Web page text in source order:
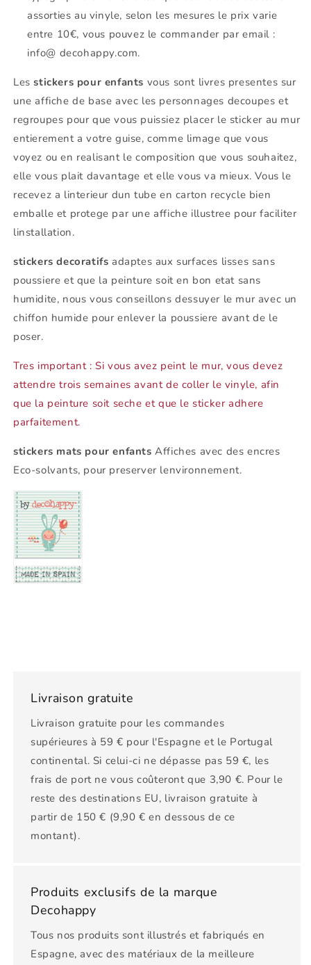
assorties au vinyle, selon les mesures le prix varie
entre 10€, vous pouvez le commander par email :
info@ decohappy.com.
Lesstickers pour enfants vous sont livres presentes sur
une affiche de base avec les personnages decoupes et
regroupes pour que vous puissiez placer le sticker au mur
entierement a votre guise, comme limage que vous
voyez ou en realisant le composition que vous souhaitez,
elle vous plait davantage et elle vous va mieux. Vous le
recevez a linterieur dun tube en carton recycle bien
emballe et protege par une affiche illustree pour faciliter
linstallation.
stickers decoratifs adaptes aux surfaces lisses sans
poussiere et que la peinture soit en bon etat sans
humidite, nous vous conseillons dessuyer le mur avec un
chiffon humide pour enlever la poussiere avant de le
poser.
Tres important : Si vous avez peint le mur, vous devez
attendre trois semaines avant de coller le vinyle, afin
que la peinture soit seche et que le sticker adhere
parfaitement.
stickers mats pour enfants Affiches avec des encres
Eco-solvants, pour preserver lenvironnement.
Livraison gratuite
Livraison gratuite pour les commandes
supérieures à 59 € pour l'Espagne et le Portugal
continental. Si celui-ci ne dépasse pas 59 €, les
frais de port ne vous coûteront que 3,90 €. Pour le
reste des destinations EU, livraison gratuite à
partir de 150 € (9,90 € en dessous de ce
montant).
Produits exclusifs de la marque
Decohappy
Tous nos produits sont illustrés et fabriqués en
Espagne, avec des matériaux de la meilleure